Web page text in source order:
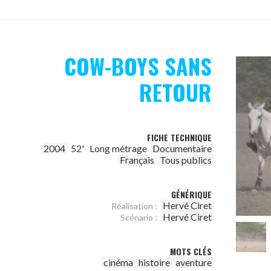
COW-BOYS SANS
RETOUR
FICHE TECHNIQUE
2004 52' Long métrage Documentaire
Français Tous publics
GÉNÉRIQUE
Réalisation : Hervé Ciret
Scénario : Hervé Ciret
MOTS CLÉS
cinéma histoire aventure